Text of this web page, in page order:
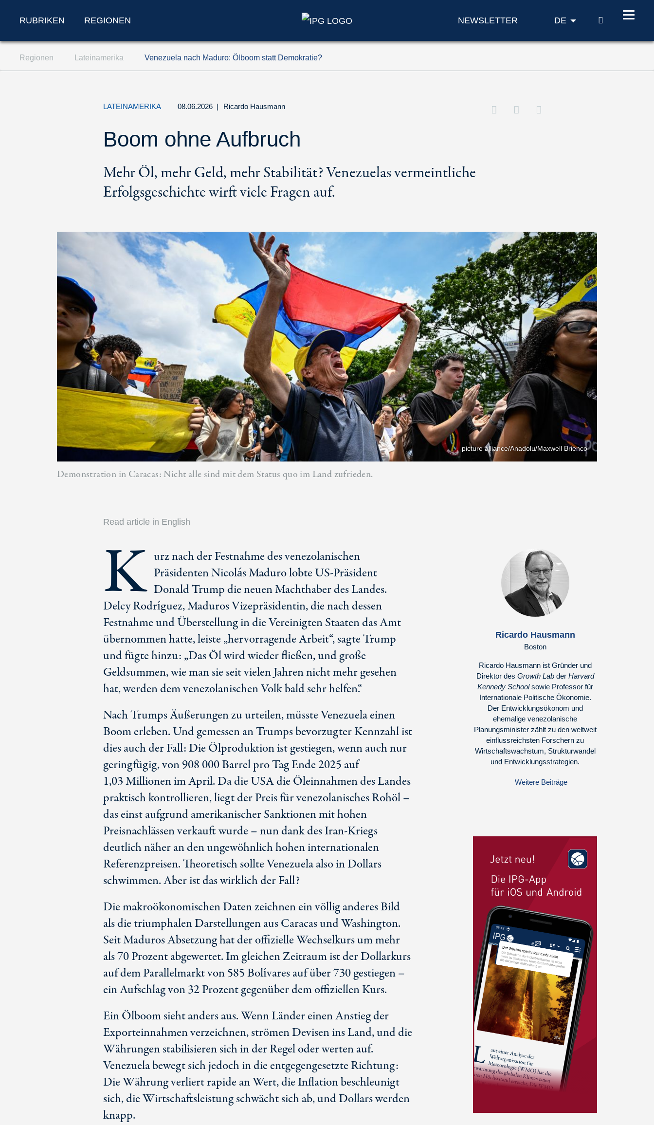
Zum Inhalt springen (Accesskey '1')
Zur Suche springen (Accesskey '2')
RUBRIKEN REGIONEN NEWSLETTER DE SUCHE
Regionen Lateinamerika Venezuela nach Maduro: Ölboom statt Demokratie?
LATEINAMERIKA 08.06.2026 | Ricardo Hausmann
Boom ohne Aufbruch
Mehr Öl, mehr Geld, mehr Stabilität? Venezuelas vermeintliche
Erfolgsgeschichte wirft viele Fragen auf.
picture alliance/Anadolu/Maxwell Brienco
Demonstration in Caracas: Nicht alle sind mit dem Status quo im Land zufrieden.
Read article in English
K urz nach der Festnahme des venezolanischen
Präsidenten Nicolás Maduro lobte US-Präsident
Donald Trump die neuen Machthaber des Landes.
Delcy Rodríguez, Maduros Vizepräsidentin, die nach dessen
Festnahme und Überstellung in die Vereinigten Staaten das Amt
übernommen hatte, leiste „hervorragende Arbeit“, sagte Trump
und fügte hinzu: „Das Öl wird wieder fließen, und große
Geldsummen, wie man sie seit vielen Jahren nicht mehr gesehen
hat, werden dem venezolanischen Volk bald sehr helfen.“
Nach Trumps Äußerungen zu urteilen, müsste Venezuela einen
Boom erleben. Und gemessen an Trumps bevorzugter Kennzahl ist
dies auch der Fall: Die Ölproduktion ist gestiegen, wenn auch nur
geringfügig, von 908 000 Barrel pro Tag Ende 2025 auf
1,03 Millionen im April. Da die USA die Öleinnahmen des Landes
praktisch kontrollieren, liegt der Preis für venezolanisches Rohöl –
das einst aufgrund amerikanischer Sanktionen mit hohen
Preisnachlässen verkauft wurde – nun dank des Iran-Kriegs
deutlich näher an den ungewöhnlich hohen internationalen
Referenzpreisen. Theoretisch sollte Venezuela also in Dollars
schwimmen. Aber ist das wirklich der Fall?
Die makroökonomischen Daten zeichnen ein völlig anderes Bild
als die triumphalen Darstellungen aus Caracas und Washington.
Seit Maduros Absetzung hat der offizielle Wechselkurs um mehr
als 70 Prozent abgewertet. Im gleichen Zeitraum ist der Dollarkurs
auf dem Parallelmarkt von 585 Bolívares auf über 730 gestiegen –
ein Aufschlag von 32 Prozent gegenüber dem offiziellen Kurs.
Ein Ölboom sieht anders aus. Wenn Länder einen Anstieg der
Exporteinnahmen verzeichnen, strömen Devisen ins Land, und die
Währungen stabilisieren sich in der Regel oder werten auf.
Venezuela bewegt sich jedoch in die entgegengesetzte Richtung:
Die Währung verliert rapide an Wert, die Inflation beschleunigt
sich, die Wirtschaftsleistung schwächt sich ab, und Dollars werden
knapp.
Ricardo Hausmann
Boston
Ricardo Hausmann ist Gründer und
Direktor des Growth Labder Harvard
Kennedy Schoolsowie Professor für
Internationale Politische Ökonomie.
Der Entwicklungsökonom und
ehemalige venezolanische
Planungsminister zählt zu den weltweit
einflussreichsten Forschern zu
Wirtschaftswachstum, Strukturwandel
und Entwicklungsstrategien.
Weitere Beiträge